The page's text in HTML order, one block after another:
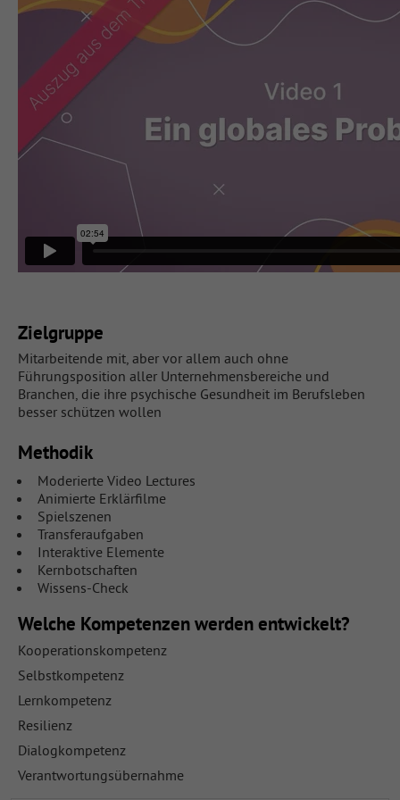
Zielgruppe
Mitarbeitende mit, aber vor allem auch ohne
Führungsposition aller Unternehmensbereiche und
Branchen, die ihre psychische Gesundheit im Berufsleben
besser schützen wollen
Methodik
Moderierte Video Lectures
Animierte Erklärfilme
Spielszenen
Transferaufgaben
Interaktive Elemente
Kernbotschaften
Wissens-Check
Welche Kompetenzen werden entwickelt?
Kooperationskompetenz
Selbstkompetenz
Lernkompetenz
Resilienz
Dialogkompetenz
Verantwortungsübernahme